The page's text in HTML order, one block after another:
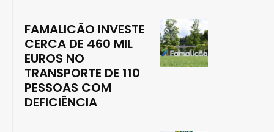
FAMALICÃO INVESTE
CERCA DE 460 MIL
EUROS NO
TRANSPORTE DE 110
PESSOAS COM
DEFICIÊNCIA